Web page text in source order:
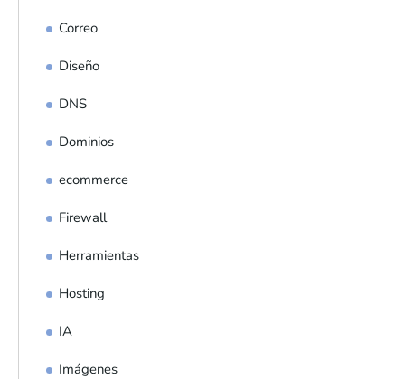
Correo
Diseño
DNS
Dominios
ecommerce
Firewall
Herramientas
Hosting
IA
Imágenes